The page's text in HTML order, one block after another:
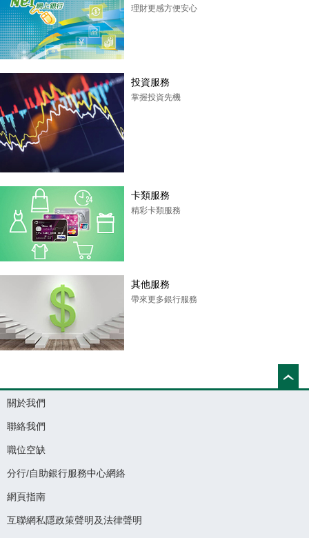
理財更感方便安心
投資服務
掌握投資先機
卡類服務
精彩卡類服務
其他服務
帶來更多銀行服務
關於我們
聯絡我們
職位空缺
分行/自助銀行服務中心網絡
網頁指南
互聯網私隱政策聲明及法律聲明